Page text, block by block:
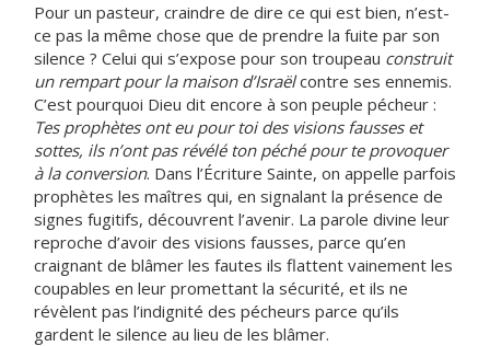
Pour un pasteur, craindre de dire ce qui est bien, n’est-
ce pas la même chose que de prendre la fuite par son
silence ? Celui qui s’expose pour son troupeau construit
un rempart pour la maison d’Israëlcontre ses ennemis.
C’est pourquoi Dieu dit encore à son peuple pécheur :
Tes prophètes ont eu pour toi des visions fausses et
sottes, ils n’ont pas révélé ton péché pour te provoquer
à la conversion. Dans l’Écriture Sainte, on appelle parfois
prophètes les maîtres qui, en signalant la présence de
signes fugitifs, découvrent l’avenir. La parole divine leur
reproche d’avoir des visions fausses, parce qu’en
craignant de blâmer les fautes ils flattent vainement les
coupables en leur promettant la sécurité, et ils ne
révèlent pas l’indignité des pécheurs parce qu’ils
gardent le silence au lieu de les blâmer.